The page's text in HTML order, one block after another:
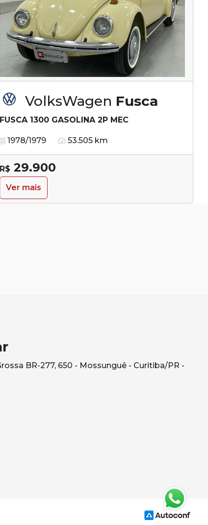
VolksWagen Fusca
FUSCA 1300 GASOLINA 2P MEC
1978/1979 53.505 km
R$ 29.900
Ver mais
BR-277, 650 - Mossunguê - Curitiba/PR -